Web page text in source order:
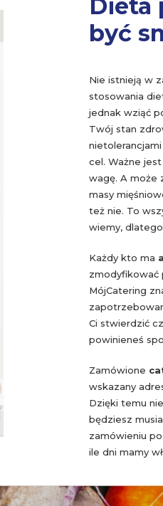
Dieta
być
Nie istnieją w
stosowania
jednak wziąć
Twój stan
cel. Ważne
wagę. A może
masy
też nie. To
wiemy,
Każdy kto ma
zmodyfikować
MójCatering
Ci stwierdzić
powinieneś
Zamówione
wskazany
Dzięki temu
będziesz
zamówieniu
ile dni mamy